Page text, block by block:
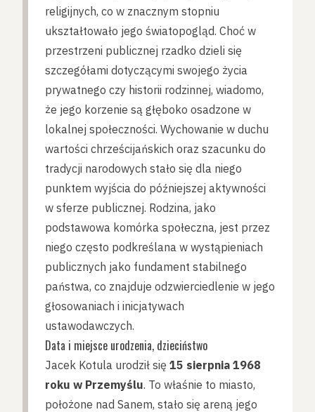
religijnych, co w znacznym stopniu
ukształtowało jego światopogląd. Choć w
przestrzeni publicznej rzadko dzieli się
szczegółami dotyczącymi swojego życia
prywatnego czy historii rodzinnej, wiadomo,
że jego korzenie są głęboko osadzone w
lokalnej społeczności. Wychowanie w duchu
wartości chrześcijańskich oraz szacunku do
tradycji narodowych stało się dla niego
punktem wyjścia do późniejszej aktywności
w sferze publicznej. Rodzina, jako
podstawowa komórka społeczna, jest przez
niego często podkreślana w wystąpieniach
publicznych jako fundament stabilnego
państwa, co znajduje odzwierciedlenie w jego
głosowaniach i inicjatywach
ustawodawczych.
Data i miejsce urodzenia, dzieciństwo
Jacek Kotula urodził się 15 sierpnia 1968
roku w Przemyślu. To właśnie to miasto,
położone nad Sanem, stało się areną jego